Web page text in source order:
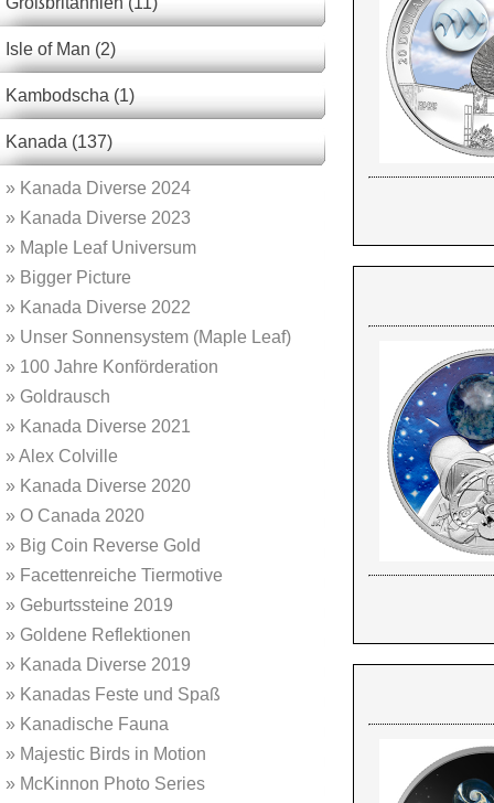
Isle of Man (2)
Kambodscha (1)
Kanada (137)
» Kanada Diverse 2024
» Kanada Diverse 2023
» Maple Leaf Universum
» Bigger Picture
» Kanada Diverse 2022
» Unser Sonnensystem (Maple Leaf)
» 100 Jahre Konförderation
» Goldrausch
» Kanada Diverse 2021
»Alex Colville
» Kanada Diverse 2020
» O Canada 2020
» Big Coin Reverse Gold
» Facettenreiche Tiermotive
» Geburtssteine 2019
» Goldene Reflektionen
» Kanada Diverse 2019
» Kanadas Feste und Spaß
» Kanadische Fauna
» Majestic Birds in Motion
» McKinnon Photo Series